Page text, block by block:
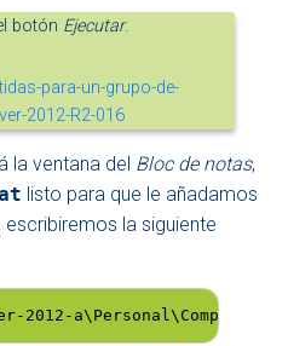
botón Ejecutar.
la ventana del Bloc de notas,
listo para que le añadamos
la siguiente
2012-a\Personal\Compartida-